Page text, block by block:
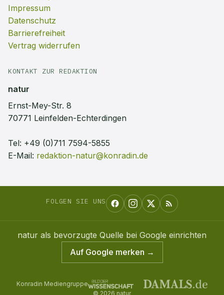
Impressum
Datenschutz
Barrierefreiheit
Vertrag widerrufen
KONTAKT ZUR REDAKTION
natur
Ernst-Mey-Str. 8
70771 Leinfelden-Echterdingen
Tel: +49 (0)711 7594-5855
E-Mail: redaktion-natur@konradin.de
FOLGEN SIE UNS
natur als bevorzugte Quelle bei Google einrichten
Auf Google merken →
Konradin Mediengruppe
© 2026 natur